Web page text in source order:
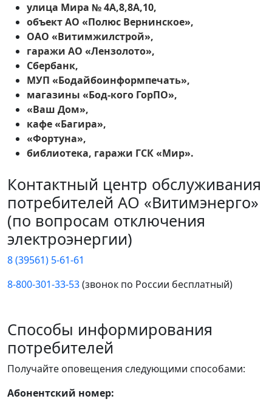
улица Мира № 4А,8,8А,10,
объект АО «Полюс Вернинское»,
ОАО «Витимжилстрой»,
гаражи АО «Лензолото»,
Сбербанк,
МУП «Бодайбоинформпечать»,
магазины «Бод-кого ГорПО»,
«Ваш Дом»,
кафе «Багира»,
«Фортуна»,
библиотека, гаражи ГСК «Мир».
Контактный центр обслуживания
потребителей АО «Витимэнерго»
(по вопросам отключения
электроэнергии)
8 (39561) 5-61-61
8-800-301-33-53(звонок по России бесплатный)
Способы информирования
потребителей
Получайте оповещения следующими способами:
Абонентский номер: